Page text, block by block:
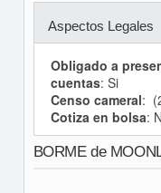
Aspectos Legales
Obligado a
cuentas: Si
Censo cameral:
Cotiza en bolsa:
BORME de